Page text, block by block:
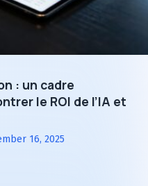
stratégie
réglementés
: un cadre
le ROI de l’IA et
16, 2025